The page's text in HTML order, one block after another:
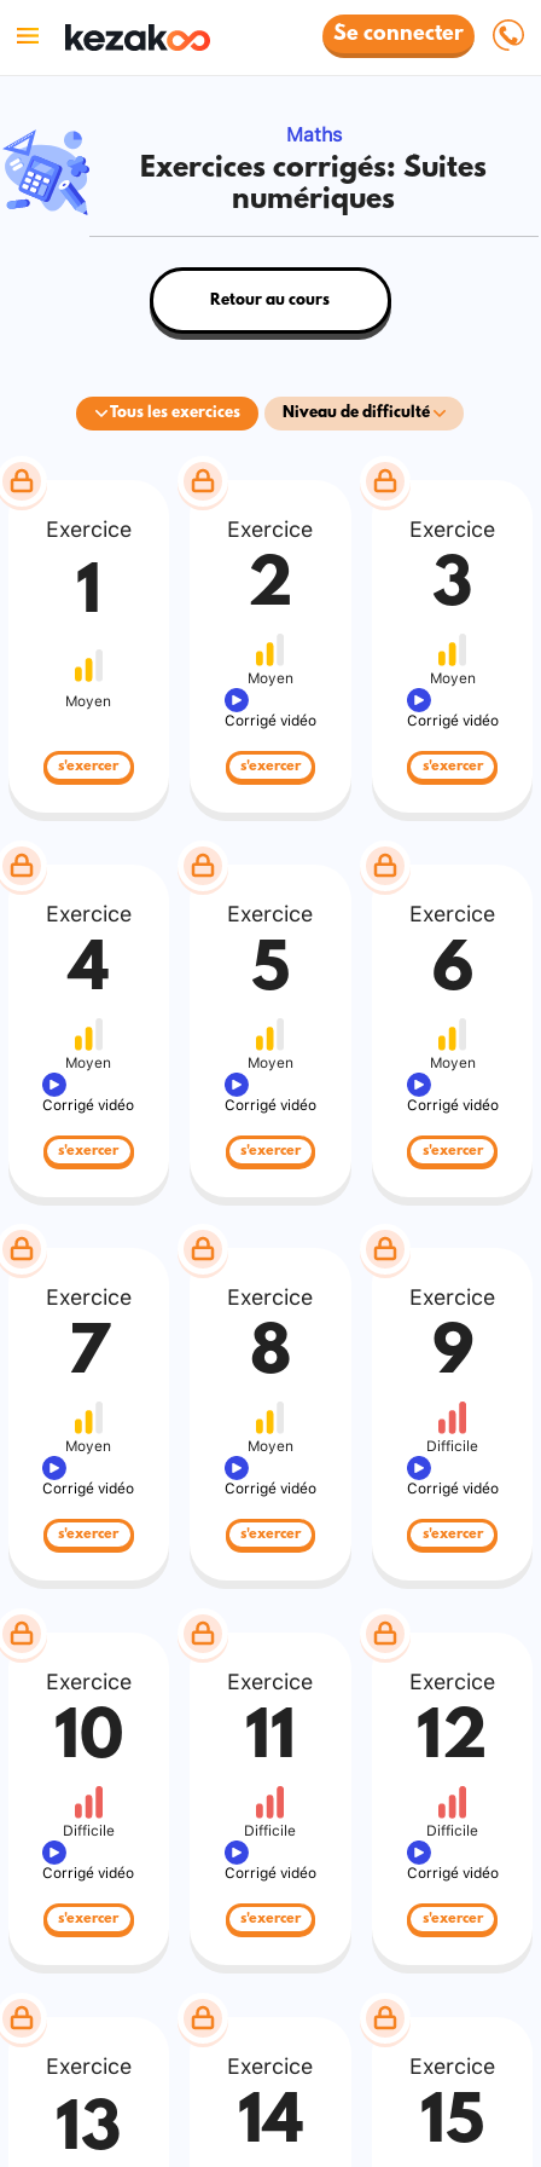
Se connecter
Maths
Exercices corrigés: Suites
numériques
Tous les exercices Niveau de difficulté
Retour au cours
Exercice
1
Moyen
s'exercer
Exercice
2
Moyen
Corrigé vidéo
s'exercer
Exercice
3
Moyen
Corrigé vidéo
s'exercer
Exercice
4
Moyen
Corrigé vidéo
s'exercer
Exercice
5
Moyen
Corrigé vidéo
s'exercer
Exercice
6
Moyen
Corrigé vidéo
s'exercer
Exercice
7
Moyen
Corrigé vidéo
s'exercer
Exercice
8
Moyen
Corrigé vidéo
s'exercer
Exercice
9
Difficile
Corrigé vidéo
s'exercer
Exercice
10
Difficile
Corrigé vidéo
s'exercer
Exercice
11
Difficile
Corrigé vidéo
s'exercer
Exercice
12
Difficile
Corrigé vidéo
s'exercer
Exercice
13
Exercice
14
Exercice
15